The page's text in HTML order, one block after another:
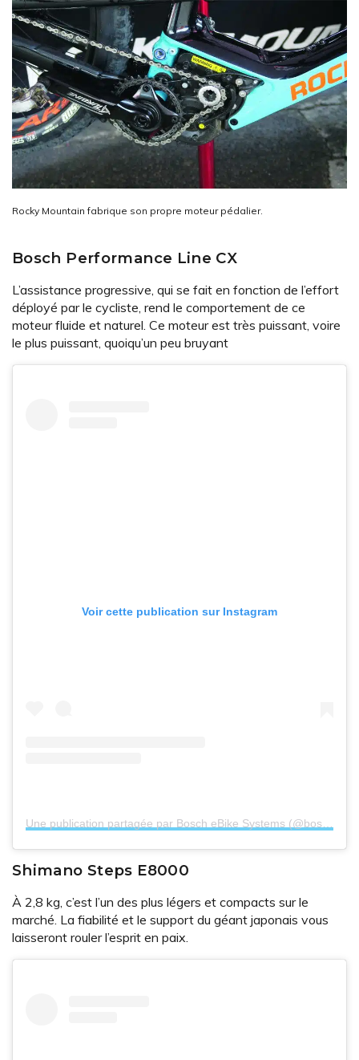
Rocky Mountain fabrique son propre moteur pédalier.
Bosch Performance Line CX
L’assistance progressive, qui se fait en fonction de l’effort
déployé par le cycliste, rend le comportement de ce
moteur fluide et naturel. Ce moteur est très puissant, voire
le plus puissant, quoiqu’un peu bruyant
Voir cette publication sur Instagram
Shimano Steps E8000
À 2,8 kg, c’est l’un des plus légers et compacts sur le
marché. La fiabilité et le support du géant japonais vous
laisseront rouler l’esprit en paix.